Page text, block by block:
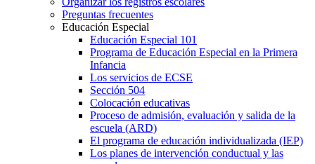
Preguntas frecuentes
Educación Especial
Educación Especial 101
Programa de Educación Especial en la Primera
Infancia
Los servicios de ECSE
Sección 504
Colocación educativas
Proceso de admisión, evaluación y salida de la
escuela (ARD)
El programa de educación individualizada (IEP)
Los planes de intervención conductual y las